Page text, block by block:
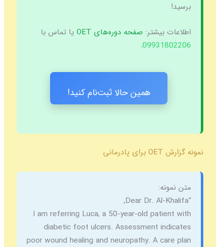
برسید!
اطلاعات بیشتر: صفحه دوره‌های OET
یا تماس با
09931802206
.
همین حالا ثبت‌نام کنید!
نمونه گزارش OET برای پادرمانی
متن نمونه:
“Dear Dr. Al-Khalifa,
I am referring Luca, a 50-year-old patient with
diabetic foot ulcers. Assessment indicates
poor wound healing and neuropathy. A care plan